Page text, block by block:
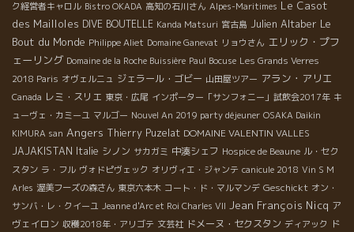
ク経営者キャロル Bistro OKADA 高知の石川さん Alpes-Maritimes Le Casot
des Mailloles DIVE BOUTELLE Kanda Matsuri 宮古島 Julien Altaber Le
Bout du Monde Philippe Aliet Domaine Ganevat リョウさん エリック・プフ
ェーリング Domaine de la Roche Buissière Paul Bocuse Les Grands Verres
2018 Paris オヴェルニュ ジェラール・ゴビー 山田屋ツアー アラン・アリエ
Canada レミ・スリエ 東京・広尾 インポーター「サンフォニー」試飲会2017年 キ
ューヴェ・カミーユ マルゴー Nouvel An 2019 party déjeuner OSAKA Daikin
KIMURA san Angers Thierry Puzelat DOMAINE VALENTIN VALLES
JAJAKISTAN Italie シノン サカガミ 中湊シェフ Hospice de Beaune ル・セク
スタン ラ・フル ヴォドピヴェック オリヴィエ・ジャンテ canicule 2018 Vin S M
Arles 渥美フーズの森さん 東京六本木 コート・ド・マルマンデ Geschickt オン・
サンバ・レ・クイーユ Jeanne d'Arc et Roi Charles VII Jean François Nicq ア
ヴェイロン 収穫2018年・アリゴテ 文芸社 ドメーヌ・セクスタン ディアック ド